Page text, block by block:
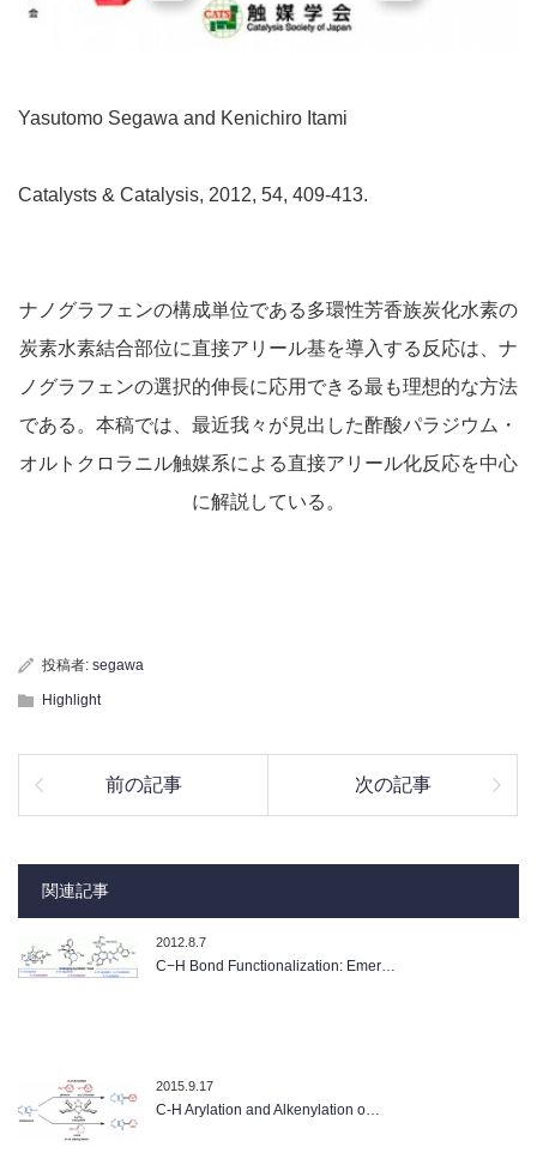
Yasutomo Segawa and Kenichiro Itami
Catalysts & Catalysis, 2012, 54, 409-413.
ナノグラフェンの構成単位である多環性芳香族炭化水素の
炭素水素結合部位に直接アリール基を導入する反応は、ナ
ノグラフェンの選択的伸長に応用できる最も理想的な方法
である。本稿では、最近我々が見出した酢酸パラジウム・
オルトクロラニル触媒系による直接アリール化反応を中心
に解説している。
投稿者: segawa
Highlight
前の記事 次の記事
関連記事
2012.8.7
C−H Bond Functionalization: Emer…
2015.9.17
C-H Arylation and Alkenylation o…